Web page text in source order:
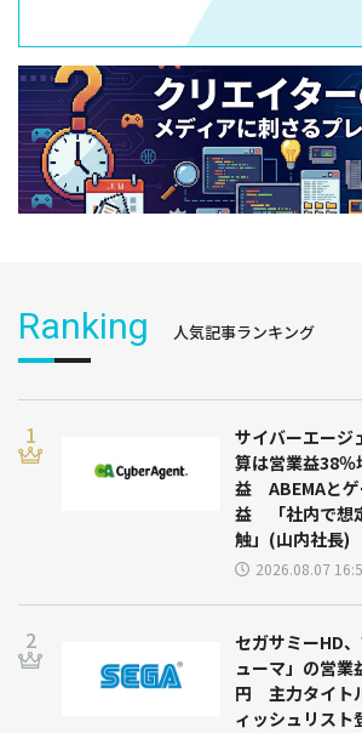
Ranking 人気記事ランキング
サイバーエージ
算は営業益38
益 ABEMAとゲ
益 「社内で想
触」(山内社長)
2026.08.07
セガサミーHD
ューマ」の営業
円 主力タイト
ィッシュリスト